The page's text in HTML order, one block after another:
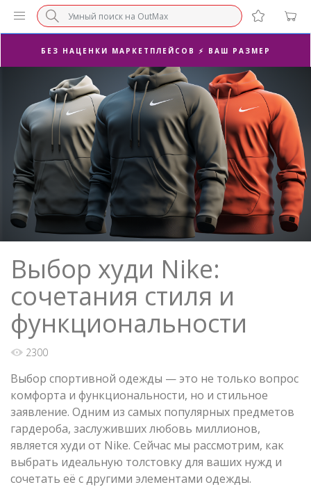
БЕЗ НАЦЕНКИ МАРКЕТПЛЕЙСОВ ⚡ ВАШ РАЗМЕР
3-Я ПАРА В ПОДАРОК 🎁
ПОСЛЕДНИЕ РАЗМЕРЫ ОТ 1500₽⚡️
СУПЕРАКЦИЯ 🔥 2-Я ПАРА -50%
Выбор худи Nike:
сочетания стиля и
функциональности
2300
Выбор спортивной одежды — это не только вопрос
комфорта и функциональности, но и стильное
заявление. Одним из самых популярных предметов
гардероба, заслуживших любовь миллионов,
является худи от Nike. Сейчас мы рассмотрим, как
выбрать идеальную толстовку для ваших нужд и
сочетать её с другими элементами одежды.